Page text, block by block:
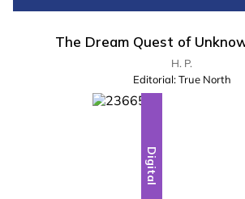
The Dream Quest of
H. P.
Editorial: True North
Digital